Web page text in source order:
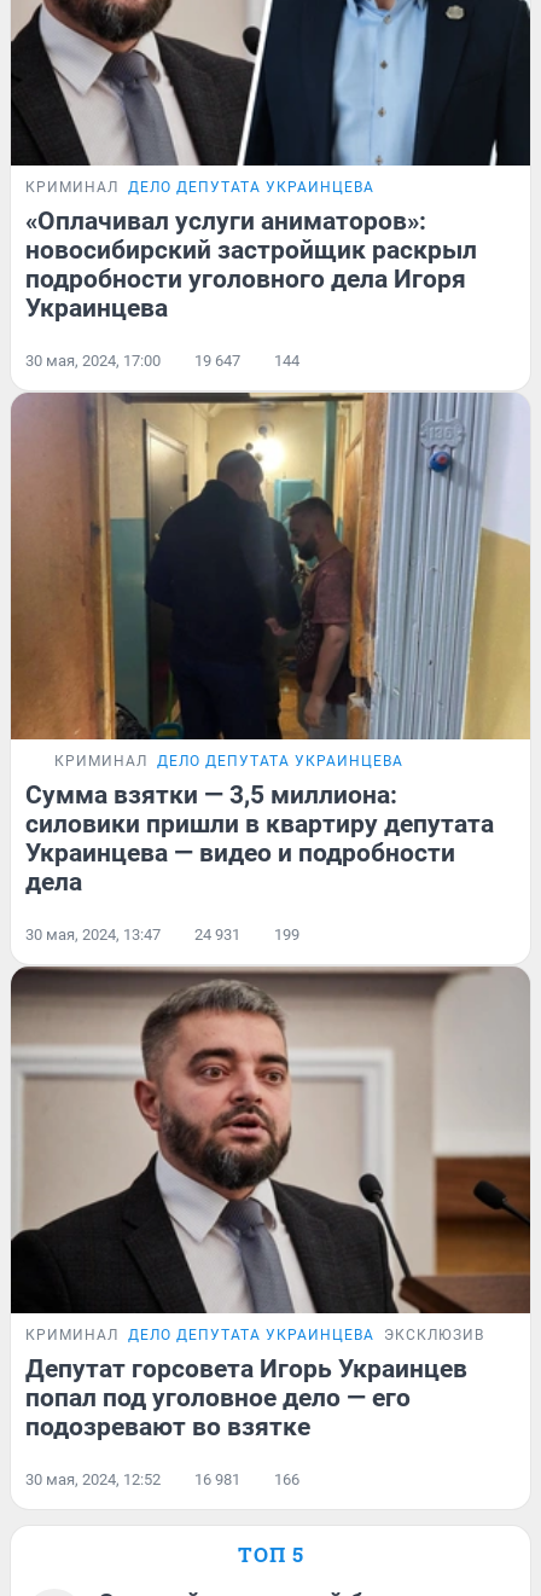
КРИМИНАЛ ДЕЛО ДЕПУТАТА УКРАИНЦЕВА
«Оплачивал услуги аниматоров»:
новосибирский застройщик раскрыл
подробности уголовного дела Игоря
Украинцева
30 мая, 2024, 17:00 19 647 144
КРИМИНАЛ ДЕЛО ДЕПУТАТА УКРАИНЦЕВА
Сумма взятки — 3,5 миллиона:
силовики пришли в квартиру депутата
Украинцева — видео и подробности
дела
30 мая, 2024, 13:47 24 931 199
КРИМИНАЛ ДЕЛО ДЕПУТАТА УКРАИНЦЕВА ЭКСКЛЮЗИВ
Депутат горсовета Игорь Украинцев
попал под уголовное дело — его
подозревают во взятке
30 мая, 2024, 12:52 16 981 166
ТОП 5